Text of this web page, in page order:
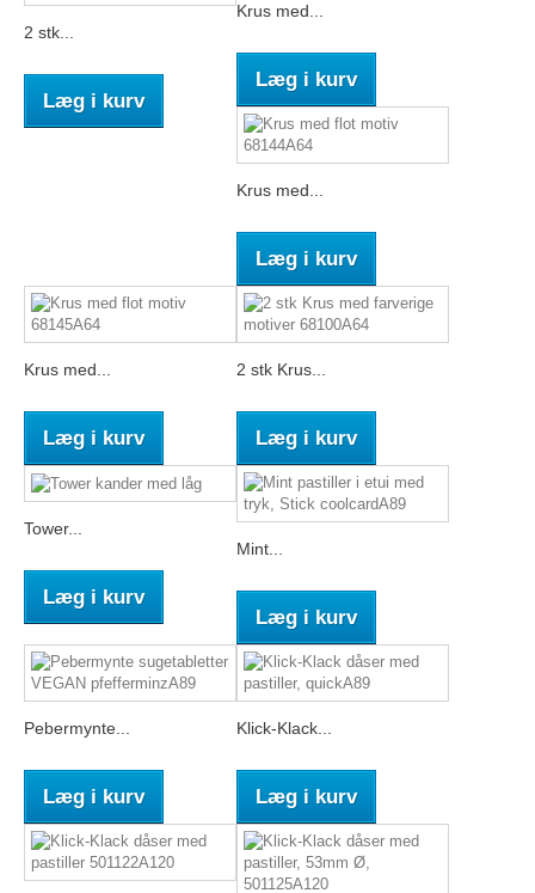
2 stk...
Læg i kurv
Krus med...
Læg i kurv
Krus med...
Læg i kurv
Krus med...
Læg i kurv
2 stk Krus...
Læg i kurv
Tower...
Læg i kurv
Mint...
Læg i kurv
Pebermynte...
Læg i kurv
Klick-Klack...
Læg i kurv